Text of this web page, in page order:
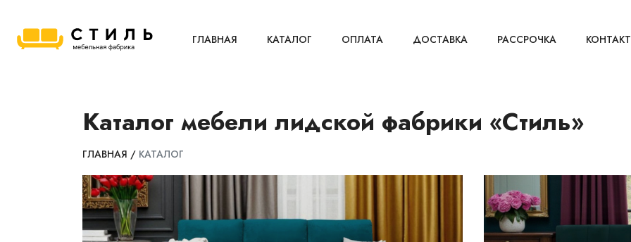
ГЛАВНАЯ КАТАЛОГ ОПЛАТА ДОСТАВКА РАССРОЧКА
Каталог мебели лидской фабрики «Стиль»
ГЛАВНАЯ / КАТАЛОГ